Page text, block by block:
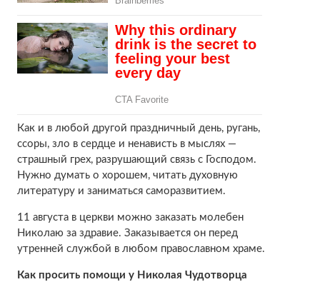
Как и в любой другой праздничный день, ругань,
ссоры, зло в сердце и ненависть в мыслях —
страшный грех, разрушающий связь с Господом.
Нужно думать о хорошем, читать духовную
литературу и заниматься саморазвитием.
11 августа в церкви можно заказать молебен
Николаю за здравие. Заказывается он перед
утренней службой в любом православном храме.
Как просить помощи у Николая Чудотворца